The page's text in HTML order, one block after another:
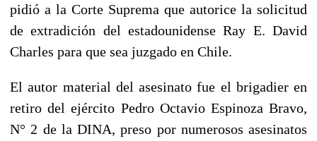
pidió a la Corte Suprema que autorice la solicitud
de extradición del estadounidense Ray E. David
Charles para que sea juzgado en Chile.
El autor material del asesinato fue el brigadier en
retiro del ejército Pedro Octavio Espinoza Bravo,
N° 2 de la DINA, preso por numerosos asesinatos